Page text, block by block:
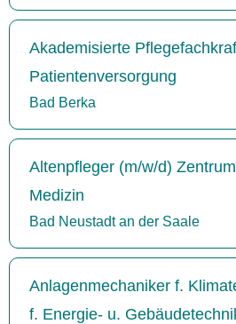
Akademisierte
Patientenversorgung
Bad Berka
Altenpfleger (m/w/d)
Medizin
Bad Neustadt an der Saale
Anlagenmechaniker f.
f. Energie- u.